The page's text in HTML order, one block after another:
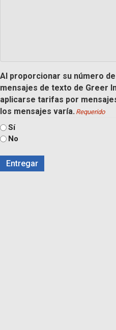
Al proporcionar su número
mensajes de texto de Greer
aplicarse tarifas por
los mensajes varía. Requerido
Sí
No
Entregar